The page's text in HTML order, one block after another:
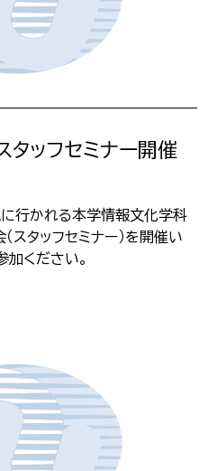
ッフセミナー開催
行かれる本学情報文化学科
スタッフセミナー）を開催い
加ください。